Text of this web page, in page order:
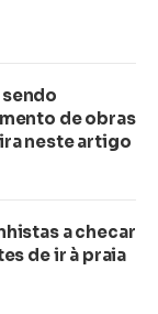
de obras
neste artigo
a checar
de ir à praia